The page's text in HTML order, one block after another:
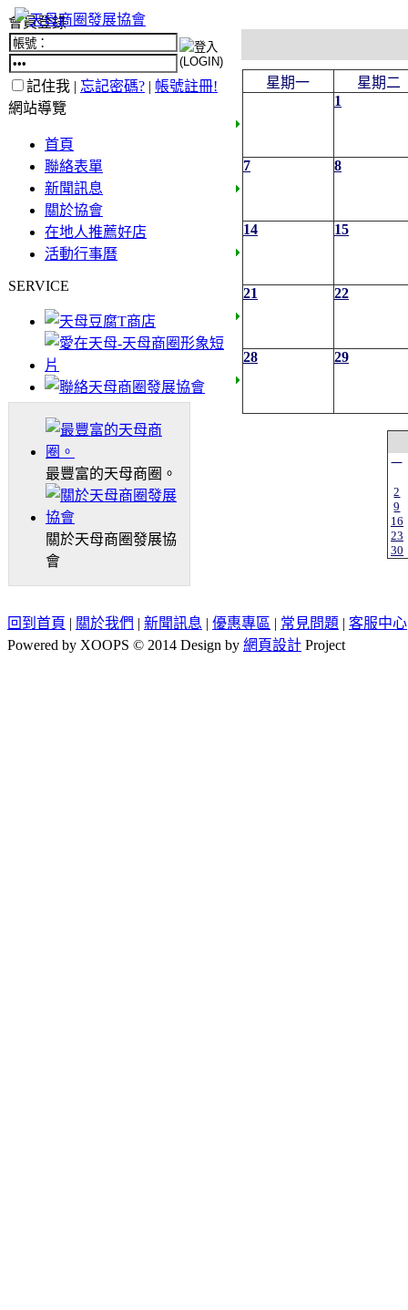
會員登錄
記住我 | 忘記密碼? | 帳號註冊!
網站導覽
首頁
聯絡表單
新聞訊息
關於協會
在地人推薦好店
活動行事曆
SERVICE
最豐富的天母商圈。
關於天母商圈發展協
會
星期一
星期二
1
7 8
14 15
21 22
28 29
一
2
9
16
23
30
回到首頁 | 關於我們 | 新聞訊息 | 優惠專區 | 常見問題 | 客服中心
Powered by XOOPS © 2014 Design by 網頁設計 Project